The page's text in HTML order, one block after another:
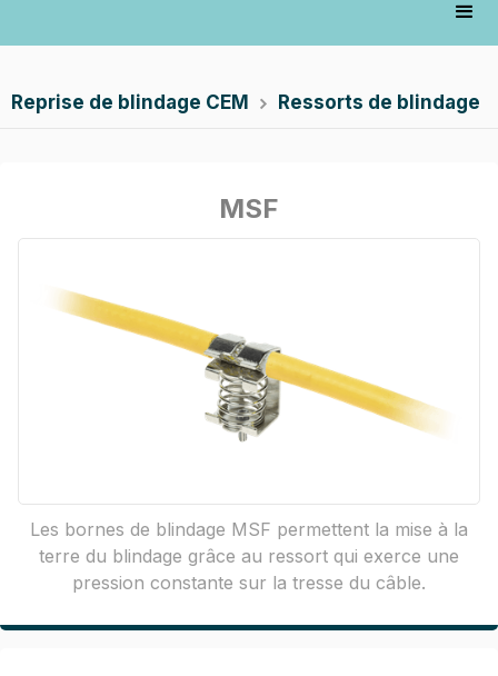
Reprise de blindage CEM  Ressorts de blindage
MSF
Les bornes de blindage MSF permettent la mise à la
terre du blindage grâce au ressort qui exerce une
pression constante sur la tresse du câble.